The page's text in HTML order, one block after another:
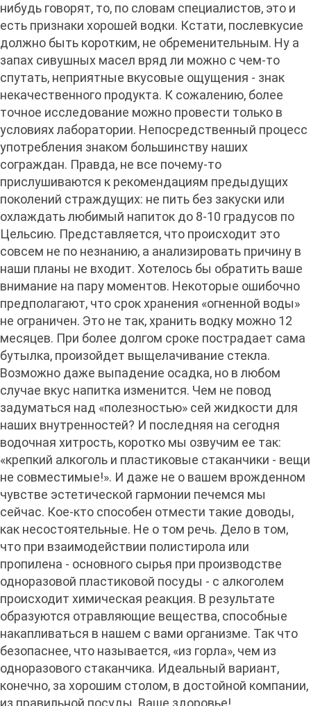
нибудь говорят, то, по словам специалистов, это и
есть признаки хорошей водки. Кстати, послевкусие
должно быть коротким, не обременительным. Ну а
запах сивушных масел вряд ли можно с чем-то
спутать, неприятные вкусовые ощущения - знак
некачественного продукта. К сожалению, более
точное исследование можно провести только в
условиях лаборатории. Непосредственный процесс
употребления знаком большинству наших
сограждан. Правда, не все почему-то
прислушиваются к рекомендациям предыдущих
поколений страждущих: не пить без закуски или
охлаждать любимый напиток до 8-10 градусов по
Цельсию. Представляется, что происходит это
совсем не по незнанию, а анализировать причину в
наши планы не входит. Хотелось бы обратить ваше
внимание на пару моментов. Некоторые ошибочно
предполагают, что срок хранения «огненной воды»
не ограничен. Это не так, хранить водку можно 12
месяцев. При более долгом сроке пострадает сама
бутылка, произойдет выщелачивание стекла.
Возможно даже выпадение осадка, но в любом
случае вкус напитка изменится. Чем не повод
задуматься над «полезностью» сей жидкости для
наших внутренностей? И последняя на сегодня
водочная хитрость, коротко мы озвучим ее так:
«крепкий алкоголь и пластиковые стаканчики - вещи
не совместимые!». И даже не о вашем врожденном
чувстве эстетической гармонии печемся мы
сейчас. Кое-кто способен отмести такие доводы,
как несостоятельные. Не о том речь. Дело в том,
что при взаимодействии полистирола или
пропилена - основного сырья при производстве
одноразовой пластиковой посуды - с алкоголем
происходит химическая реакция. В результате
образуются отравляющие вещества, способные
накапливаться в нашем с вами организме. Так что
безопаснее, что называется, «из горла», чем из
одноразового стаканчика. Идеальный вариант,
конечно, за хорошим столом, в достойной компании,
из правильной посуды. Ваше здоровье!